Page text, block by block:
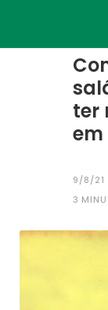
ter
em
9/8/21
3